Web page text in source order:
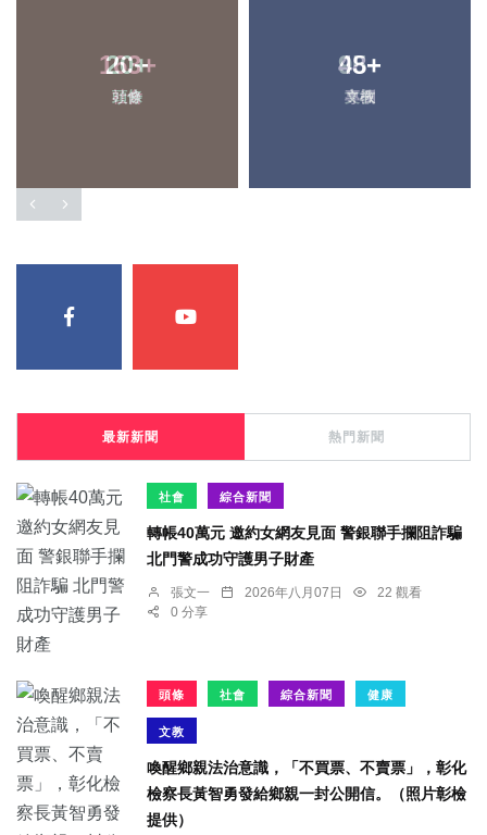
20+
頭條
48+
專欄
163+
社會
95+
文教
最新新聞 熱門新聞
社會 綜合新聞
轉帳40萬元 邀約女網友見面 警銀聯手攔阻詐騙
北門警成功守護男子財產
張文一 2026年八月07日
22 觀看
0 分享
頭條 社會 綜合新聞 健康
文教
喚醒鄉親法治意識，「不買票、不賣票」，彰化
檢察長黃智勇發給鄉親一封公開信。（照片彰檢
提供）